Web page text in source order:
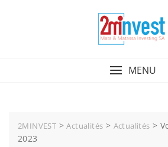
MENU
2MINVEST >Actualités > Actualités >
2023